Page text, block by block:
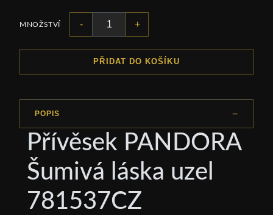
MNOŽSTVÍ - +
PŘIDAT DO KOŠÍKU
POPIS
Přívěsek PANDORA
Šumivá láska uzel
781537CZ